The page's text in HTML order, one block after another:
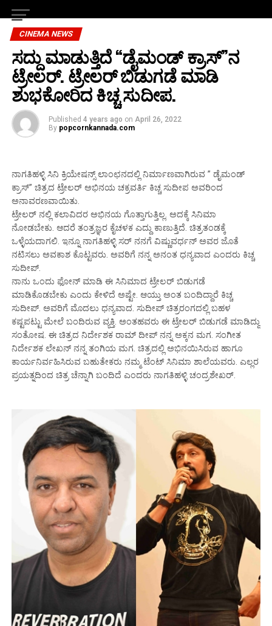
CINEMA NEWS
ಸದ್ದು ಮಾಡುತ್ತಿದೆ “ಡೈಮಂಡ್ ಕ್ರಾಸ್”ನ
ಟ್ರೇಲರ್. ಟ್ರೇಲರ್ ಬಿಡುಗಡೆ ಮಾಡಿ
ಶುಭಕೋರಿದ ಕಿಚ್ಚ ಸುದೀಪ.
Published 4 years ago on April 26, 2022
By popcornkannada.com
ನಾಗತಿಹಳ್ಳಿ ಸಿನಿ ಕ್ರಿಯೇಷನ್ಸ್ ಲಾಂಛನದಲ್ಲಿ ನಿರ್ಮಾಣವಾಗಿರುವ ” ಡೈಮಂಡ್
ಕ್ರಾಸ್” ಚಿತ್ರದ ಟ್ರೇಲರ್ ಅಭಿನಯ ಚಕ್ರವರ್ತಿ ಕಿಚ್ಚ ಸುದೀಪ ಅವರಿಂದ
ಅನಾವರಣವಾಯಿತು.
ಟ್ರೇಲರ್ ನಲ್ಲಿ ಕಲಾವಿದರ ಅಭಿನಯ ಗೊತ್ತಾಗುತ್ತಿಲ್ಲ. ಅದಕ್ಕೆ ಸಿನಿಮಾ
ನೋಡಬೇಕು. ಆದರೆ ತಂತ್ರಜ್ಞರ ಕೈಚಳಕ ಎದ್ದು ಕಾಣುತ್ತಿದೆ. ಚಿತ್ರತಂಡಕ್ಕೆ
ಒಳ್ಳೆಯದಾಗಲಿ. ಇನ್ನೂ ನಾಗತಿಹಳ್ಳಿ ಸರ್ ನನಗೆ ವಿಷ್ಣುವರ್ಧನ್ ಅವರ ಜೊತೆ
ನಟಿಸಲು ಅವಕಾಶ ಕೊಟ್ಟವರು. ಅವರಿಗೆ ನನ್ನ ಅನಂತ ಧನ್ಯವಾದ ಎಂದರು ಕಿಚ್ಚ
ಸುದೀಪ್.
ನಾನು ಒಂದು ಫೋನ್ ಮಾಡಿ ಈ ಸಿನಿಮಾದ ಟ್ರೇಲರ್ ಬಿಡುಗಡೆ
ಮಾಡಿಕೊಡಬೇಕು ಎಂದು ಕೇಳಿದೆ ಅಷ್ಟೇ. ಆಯ್ತು ಅಂತ ಬಂದಿದ್ದಾರೆ ಕಿಚ್ಚ
ಸುದೀಪ್. ಅವರಿಗೆ ಮೊದಲು ಧನ್ಯವಾದ. ಸುದೀಪ್ ಚಿತ್ರರಂಗದಲ್ಲಿ ಬಹಳ
ಕಷ್ಟಪಟ್ಟು ಮೇಲೆ ಬಂದಿರುವ ವ್ಯಕ್ತಿ. ಅಂತಹವರು ಈ ಟ್ರೇಲರ್ ಬಿಡುಗಡೆ ಮಾಡಿದ್ದು
ಸಂತೋಷ. ಈ ಚಿತ್ರದ ನಿರ್ದೇಶಕ ರಾಮ್ ದೀಪ್ ನನ್ನ ಅಕ್ಕನ ಮಗ.‌ ಸಂಗೀತ
ನಿರ್ದೇಶಕ ಲೇಖನ್ ನನ್ನ ತಂಗಿಯ ಮಗ. ಚಿತ್ರದಲ್ಲಿ ಅಭಿನಯಿಸಿರುವ ಹಾಗೂ
ಕಾರ್ಯನಿರ್ವಹಿಸಿರುವ ಬಹುತೇಕರು ನಮ್ಮ ಟೆಂಟ್ ಸಿನಿಮಾ ಶಾಲೆಯವರು. ಎಲ್ಲರ
ಪ್ರಯತ್ನದಿಂದ ಚಿತ್ರ ಚೆನ್ನಾಗಿ ಬಂದಿದೆ ಎಂದರು ನಾಗತಿಹಳ್ಳಿ ಚಂದ್ರಶೇಖರ್.